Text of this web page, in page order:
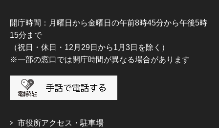
開庁時間：月曜日から金曜日の午前8時45分から午後5時
15分まで
（祝日・休日・12月29日から1月3日を除く）
※一部の窓口では開庁時間が異なる場合があります
市役所アクセス・駐車場